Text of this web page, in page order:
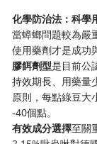
化學防治法：科學
當蟑螂問題較為嚴
使用藥劑才是成功
膠餌劑型是目前公
持效期長、用藥量
原則，每點綠豆大
-40個點。
有效成分選擇至關